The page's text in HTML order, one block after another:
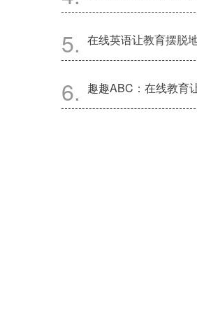
在线英语让教育摆脱
趣趣ABC：在线教育